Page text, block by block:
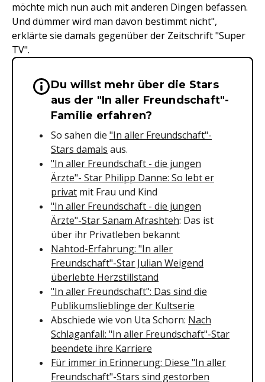
möchte mich nun auch mit anderen Dingen befassen.
Und dümmer wird man davon bestimmt nicht",
erklärte sie damals gegenüber der Zeitschrift "Super
TV".
Wichtige Hinweise &
Du willst mehr über die Stars
aus der "In aller Freundschaft"-
Familie erfahren?
So sahen die "In aller Freundschaft"-
Stars damals aus.
"In aller Freundschaft - die jungen
Ärzte"- Star Philipp Danne: So lebt er
privat mit Frau und Kind
"In aller Freundschaft - die jungen
Ärzte"-Star Sanam Afrashteh: Das ist
über ihr Privatleben bekannt
Nahtod-Erfahrung: "In aller
Freundschaft"-Star Julian Weigend
überlebte Herzstillstand
"In aller Freundschaft": Das sind die
Publikumslieblinge der Kultserie
Abschiede wie von Uta Schorn: Nach
Schlaganfall: "In aller Freundschaft"-Star
beendete ihre Karriere
Für immer in Erinnerung: Diese "In aller
Freundschaft"-Stars sind gestorben